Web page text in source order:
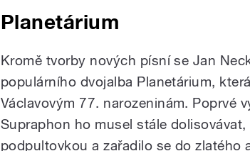
Planetárium
Kromě tvorby nových písní se Jan
populárního dvojalba Planetárium,
Václavovým 77. narozeninám. Poprvé
Supraphon ho musel stále
podpultovkou a zařadilo se do zlatého